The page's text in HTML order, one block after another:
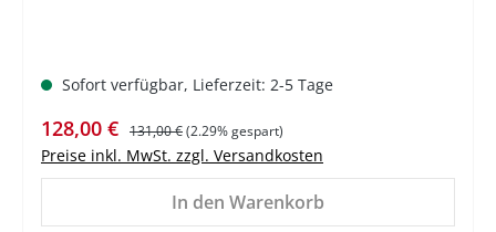
Sofort verfügbar, Lieferzeit: 2-5 Tage
Verkaufspreis:
128,00 € Regulärer Preis:
131,00 €(2.29% gespart)
Preise inkl. MwSt. zzgl. Versandkosten
In den Warenkorb